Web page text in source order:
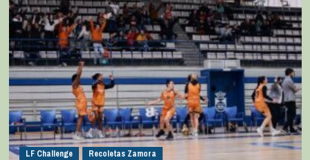
LF Challenge Recoletas Zamora